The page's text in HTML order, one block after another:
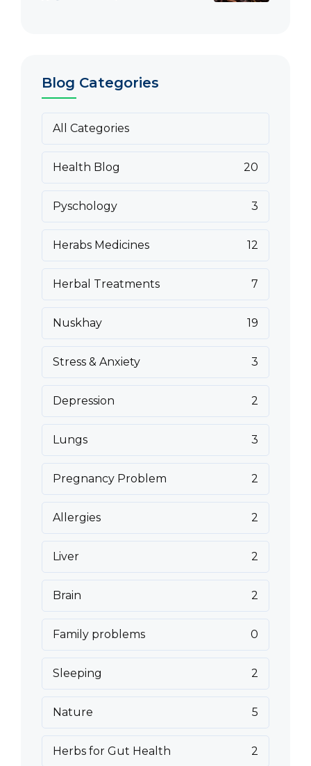
Blog Categories
All Categories
Health Blog 20
Pyschology 3
Herabs Medicines 12
Herbal Treatments 7
Nuskhay 19
Stress & Anxiety 3
Depression 2
Lungs 3
Pregnancy Problem 2
Allergies 2
Liver 2
Brain 2
Family problems 0
Sleeping 2
Nature 5
Herbs for Gut Health 2